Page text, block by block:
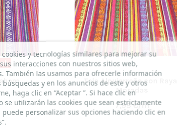
Tela Alpujarreña con Rayas
Moradas
7,95 €/m
y tecnologías similares para mejorar su
interacciones con nuestros sitios web,
También las usamos para ofrecerle información
búsquedas y en los anuncios de este y otros
haga clic en “Aceptar ”. Si hace clic en
se utilizarán las cookies que sean estrictamente
puede personalizar sus opciones haciendo clic en